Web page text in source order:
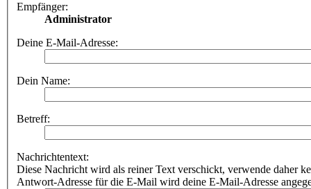
Empfänger:
Administrator
Deine E-Mail-Adresse:
Dein Name:
Betreff:
Nachrichtentext:
Diese Nachricht wird als reiner Text verschickt, verwende daher
Antwort-Adresse für die E-Mail wird deine E-Mail-Adresse